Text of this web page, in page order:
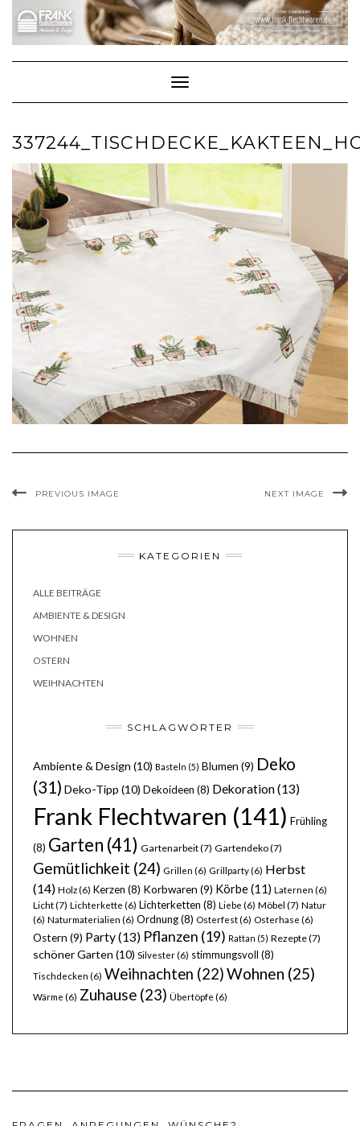
content
Toggle Navigation
PREVIOUS IMAGE NEXT IMAGE
KATEGORIEN
ALLE BEITRÄGE
AMBIENTE & DESIGN
WOHNEN
OSTERN
WEIHNACHTEN
SCHLAGWÖRTER
Ambiente & Design (10) Basteln (5) Blumen (9) Deko
(31) Deko-Tipp (10) Dekoideen (8) Dekoration(13)
Frank Flechtwaren (141) Frühling
(8) Garten (41) Gartenarbeit(7) Gartendeko(7)
Gemütlichkeit (24) Grillen (6) Grillparty(6) Herbst
(14) Holz(6) Kerzen (8) Korbwaren (9) Körbe(11) Laternen (6)
Licht(7) Lichterkette (6) Lichterketten (8) Liebe (6) Möbel (7) Natur
(6) Naturmaterialien (6) Ordnung(8) Osterfest(6) Osterhase (6)
Ostern (9) Party(13) Pflanzen (19) Rattan (5) Rezepte(7)
schöner Garten (10) Silvester(6) stimmungsvoll (8)
Tischdecken (6) Weihnachten (22)Wohnen (25)
Wärme (6) Zuhause (23) Übertöpfe (6)